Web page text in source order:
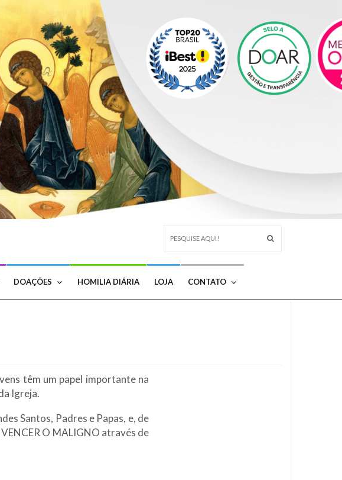
DOAÇÕES HOMILIA DIÁRIA LOJA CONTATO
têm um papel importante na
Igreja.
Santos, Padres e Papas, e, de
O MALIGNO através de